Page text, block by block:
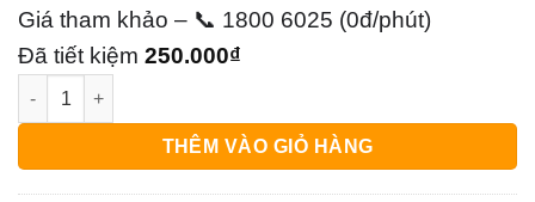
gốc
là:
hiện
tại
250.000₫.
Giá tham khảo – 📞 1800 6025 (0đ/phút)
Đã tiết kiệm 250.000₫
Bản lề Laptop Lenovo IdeaPad - Thay Nhanh, Lấy Liền
THÊM VÀO GIỎ HÀNG